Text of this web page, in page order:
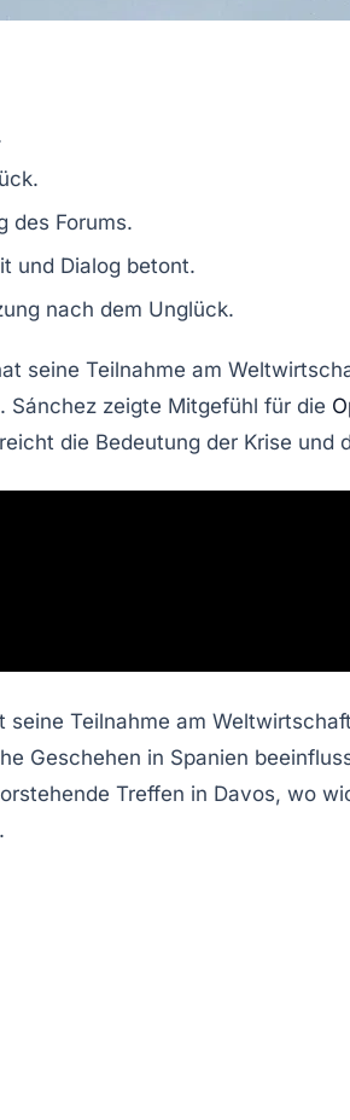
.
des Forums.
und Dialog betont.
nach dem Unglück.
seine Teilnahme am
Sánchez zeigte Mitgefühl für die
die Bedeutung der Krise
seine Teilnahme am
Geschehen in Spanien
Treffen in Davos, wo